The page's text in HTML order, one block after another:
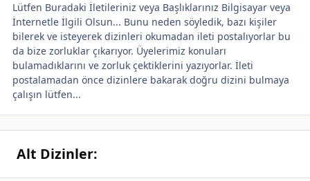
Lütfen Buradaki İletileriniz veya Başlıklarınız Bilgisayar veya
İnternetle İlgili Olsun... Bunu neden söyledik, bazı kişiler
bilerek ve isteyerek dizinleri okumadan ileti postalıyorlar bu
da bize zorluklar çıkarıyor. Üyelerimiz konuları
bulamadıklarını ve zorluk çektiklerini yazıyorlar. İleti
postalamadan önce dizinlere bakarak doğru dizini bulmaya
çalışın lütfen...
Alt Dizinler: